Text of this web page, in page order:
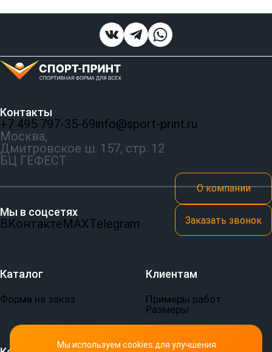
Мы используем cookies для улучшения
Контакты
+7 495 797‑35-69info@sport-print.ru
Москва,
Дмитровское ш. 157, стр. 12
БЦ ГЕФЕСТ
Мы в соцсетях
ВКонтактеMAXTelegram
О компании
Заказать звонок
Каталог
Форма на заказ
Клиентам
Примеры работ
Размеры